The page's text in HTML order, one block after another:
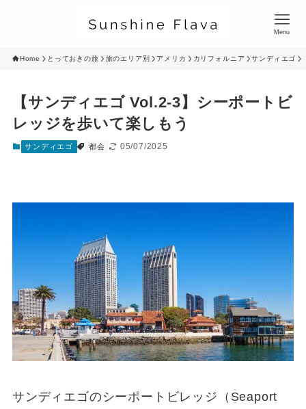
Menu
Home とっておきの旅 旅のエリア別 アメリカ カリフォルニア サンディエゴ
【サンディエゴ Vol.2-3】シーポートビ
レッジを歩いて楽しもう
サンディエゴ 都会 05/07/2025
サンディエゴのシーポートビレッジ（Seaport